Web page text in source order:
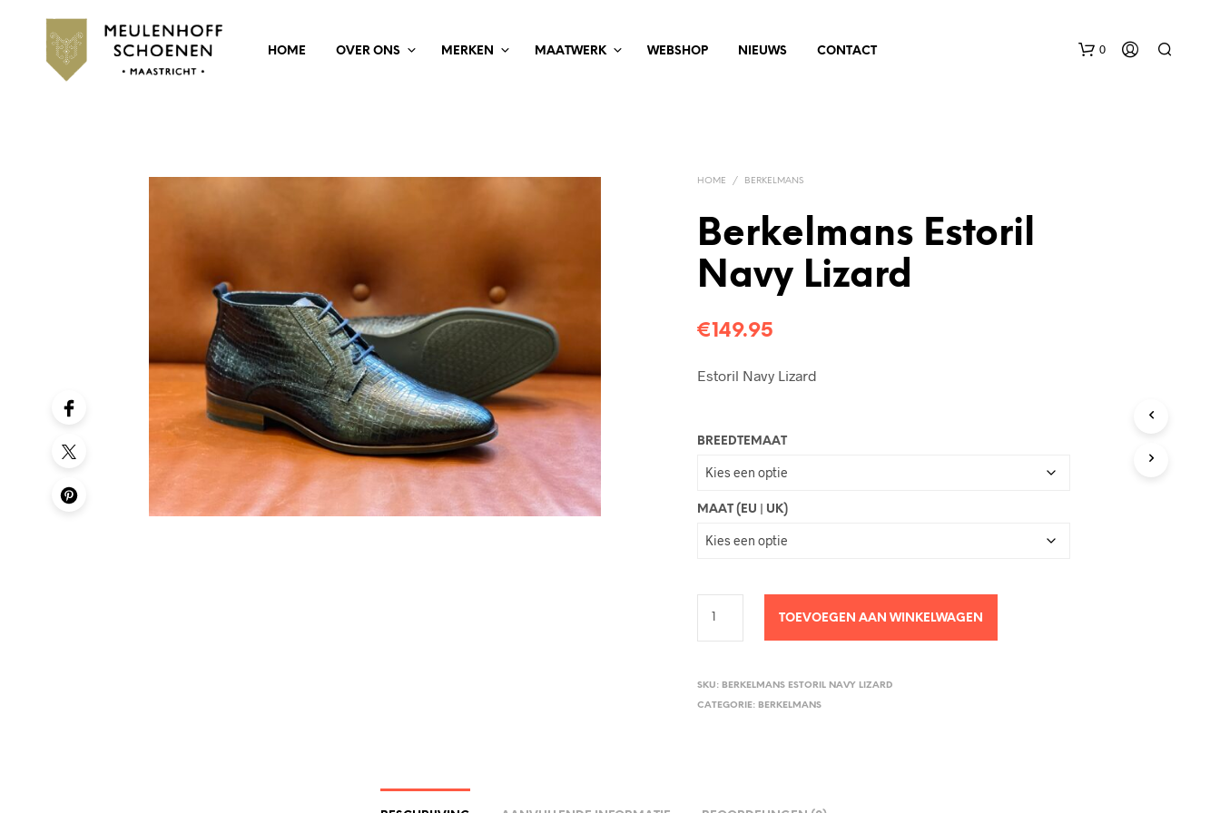
HOME OVER ONS MERKEN MAATWERK WEBSHOP NIEUWS CONTACT 0
HOME / BERKELMANS
Berkelmans Estoril
Navy Lizard
€149.95
Estoril Navy Lizard
BREEDTEMAAT
MAAT (EU | UK)
TOEVOEGEN AAN WINKELWAGEN
SKU: BERKELMANS ESTORIL NAVY LIZARD
CATEGORIE: BERKELMANS